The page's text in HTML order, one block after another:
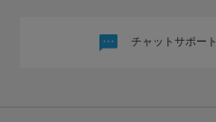
チャットサポート